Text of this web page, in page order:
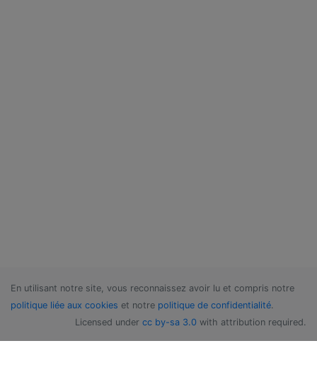
En utilisant notre site, vous reconnaissez avoir lu et compris notre
politique liée aux cookies et notre politique de confidentialité.
Licensed under cc by-sa 3.0 with attribution required.